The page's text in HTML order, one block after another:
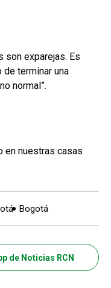
son exparejas. Es
terminar una
normal”.
en nuestras casas
Bogotá
de Noticias RCN